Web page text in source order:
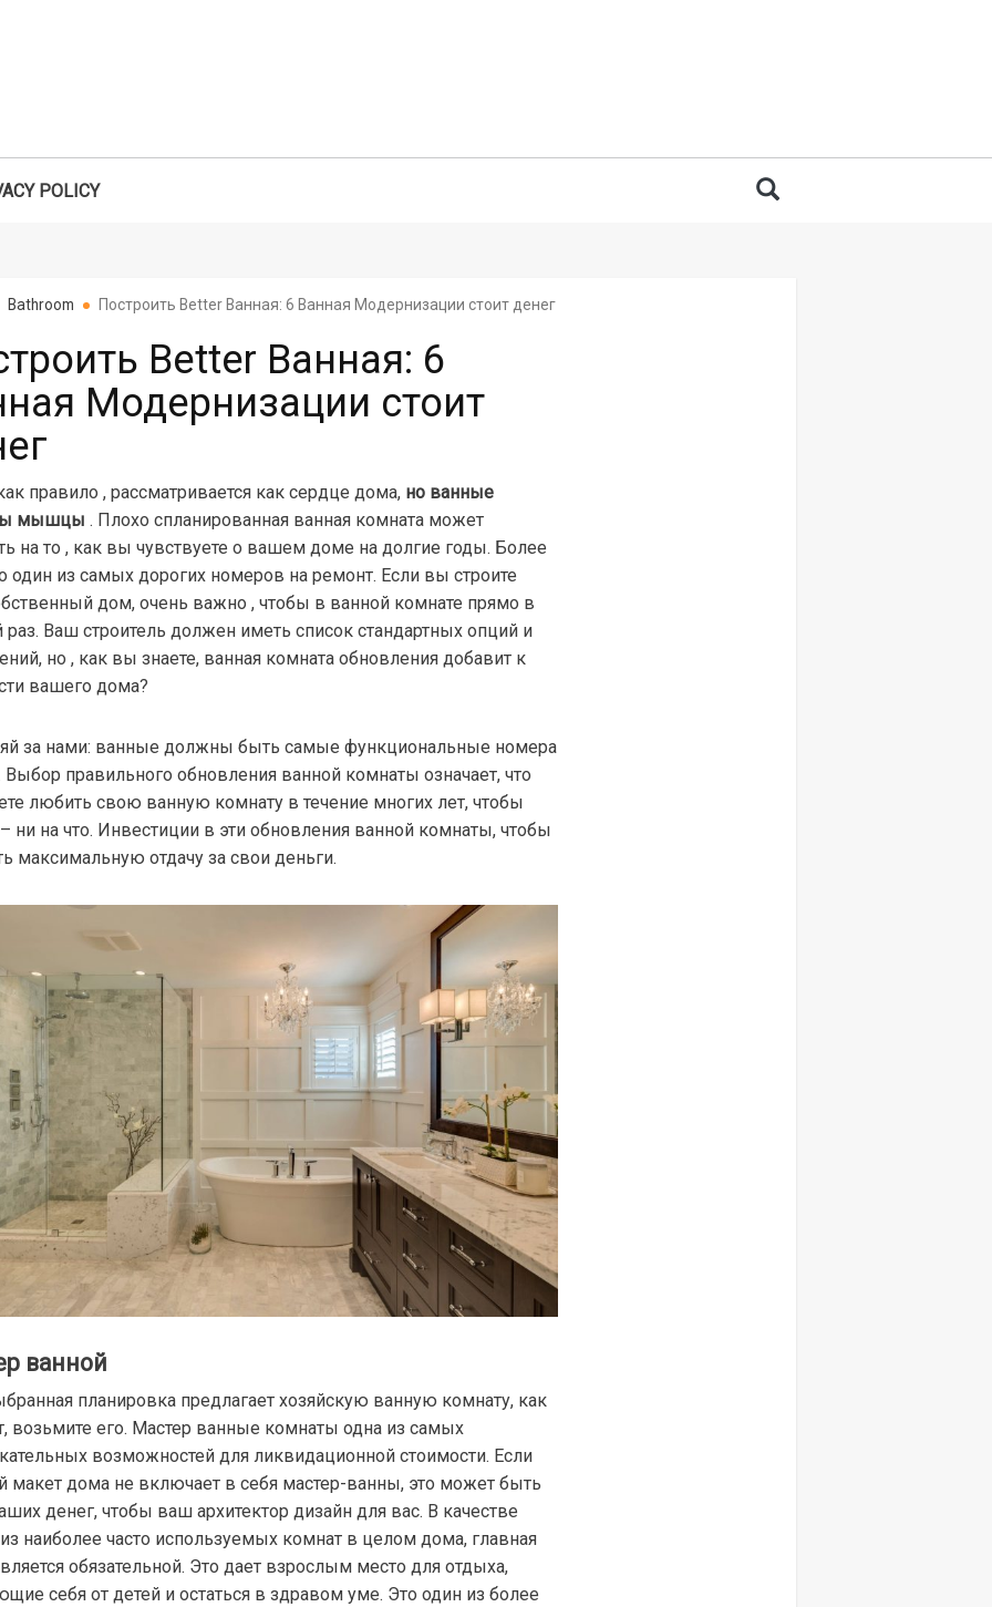
POLICY
Bathroom Построить Better Ванная: 6 Ванная Модернизации стоит денег
Better Ванная: 6
Модернизации стоит
правило , рассматривается как сердце дома, но ванные
мышцы . Плохо спланированная ванная комната может
на то , как вы чувствуете о вашем доме на долгие годы. Более
один из самых дорогих номеров на ремонт. Если вы строите
дом, очень важно , чтобы в ванной комнате прямо в
Ваш строитель должен иметь список стандартных опций и
но , как вы знаете, ванная комната обновления добавит к
вашего дома?
за нами: ванные должны быть самые функциональные номера
правильного обновления ванной комнаты означает, что
любить свою ванную комнату в течение многих лет, чтобы
ни на что. Инвестиции в эти обновления ванной комнаты, чтобы
максимальную отдачу за свои деньги.
ванной
планировка предлагает хозяйскую ванную комнату, как
возьмите его. Мастер ванные комнаты одна из самых
возможностей для ликвидационной стоимости. Если
макет дома не включает в себя мастер-ванны, это может быть
денег, чтобы ваш архитектор дизайн для вас. В качестве
наиболее часто используемых комнат в целом дома, главная
обязательной. Это дает взрослым место для отдыха,
себя от детей и остаться в здравом уме. Это один из более